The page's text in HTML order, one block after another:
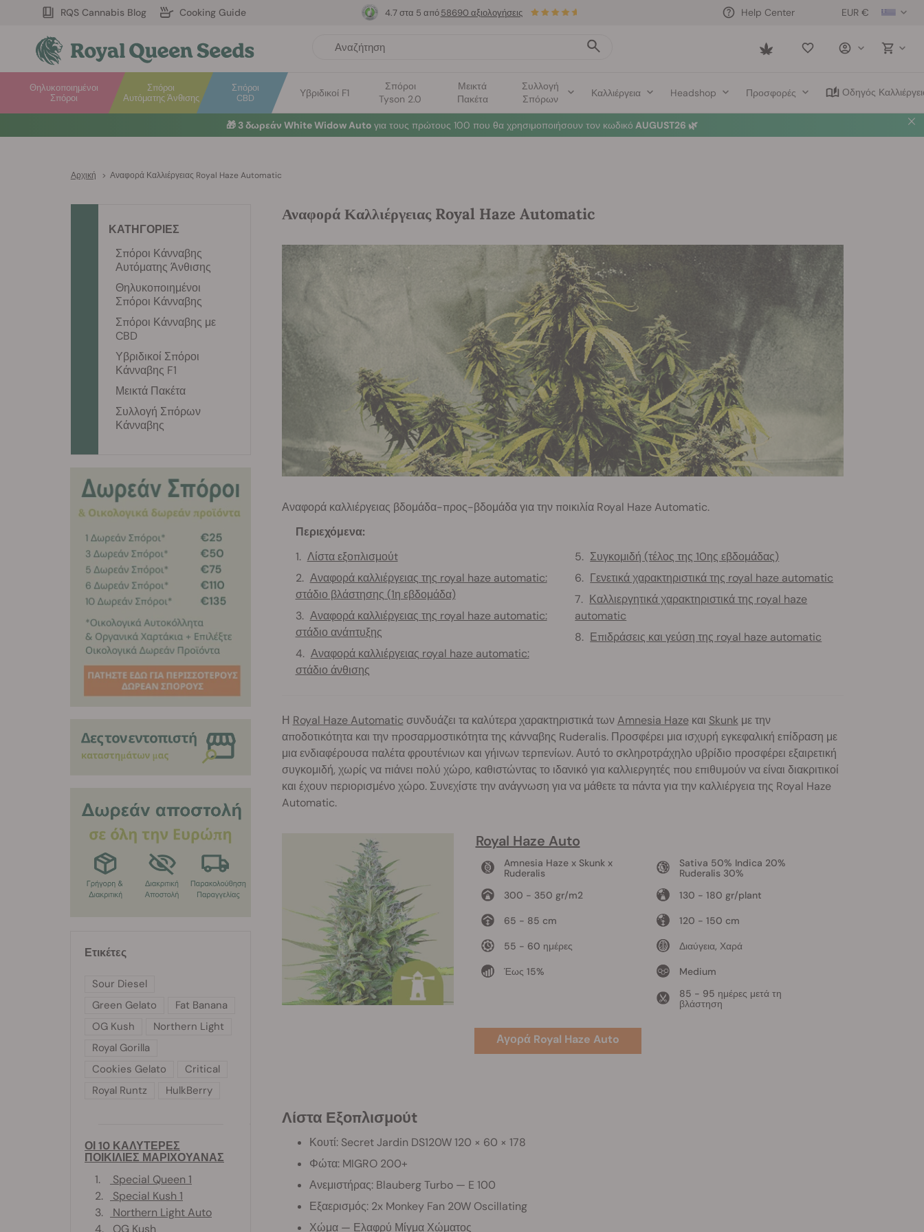
RQS Cannabis Blog Cooking Guide EUR €
Help Center
Saved
Σπόροι
Αυτόματης Άνθισης
Θηλυκοποιημένοι
Σπόροι
Σπόροι
CBD
Υβριδικοί F1
Σπόροι
Tyson 2.0
Μεικτά
Πακέτα
Συλλογή
Σπόρων
Καλλιέργεια Headshop Προσφορές Οδηγός
4.7 στα 5 από 58690 αξιολογήσεις
🎁 3 δωρεάν White Widow Auto για τους πρώτους 100 που θα χρησιμοποιήσουν τον κωδικό AUGUST26 🌿
Αρχική > Αναφορά Καλλιέργειας Royal Haze Automatic
Αναφορά Καλλιέργειας Royal Haze Automatic
Αναφορά καλλιέργειας βδομάδα-προς-βδομάδα για την ποικιλία Royal Haze Automatic.
Περιεχόμενα:
Λίστα εξοπλισμούt
Αναφορά καλλιέργειας της royal haze automatic:
στάδιο βλάστησης (1η εβδομάδα)
Αναφορά καλλιέργειας της royal haze automatic:
στάδιο ανάπτυξης
Αναφορά καλλιέργειας royal haze automatic:
στάδιο άνθισης
Συγκομιδή (τέλος της 10ης εβδομάδας)
Γενετικά χαρακτηριστικά της royal haze automatic
Καλλιεργητικά χαρακτηριστικά της royal haze
automatic
Επιδράσεις και γεύση της royal haze automatic
Η Royal Haze Automatic συνδυάζει τα καλύτερα χαρακτηριστικά τωνAmnesia Hazeκαι Skunkμε την
αποδοτικότητα και την προσαρμοστικότητα της κάνναβης Ruderalis. Προσφέρει μια ισχυρή εγκεφαλική επίδραση με
μια ενδιαφέρουσα παλέτα φρουτένιων και γήινων τερπενίων. Αυτό το σκληροτράχηλο υβρίδιο προσφέρει εξαιρετική
συγκομιδή, χωρίς να πιάνει πολύ χώρο, καθιστώντας το ιδανικό για καλλιεργητές που επιθυμούν να είναι διακριτικοί
και έχουν περιορισμένο χώρο. Συνεχίστε την ανάγνωση για να μάθετε τα πάντα για την καλλιέργεια της Royal Haze
Automatic.
Royal Haze Auto
Amnesia Haze x Skunk x
Ruderalis
300 - 350 gr/m2
65 - 85 cm
55 - 60 ημέρες
Έως 15%
Sativa 50% Indica 20%
Ruderalis 30%
130 - 180 gr/plant
120 - 150 cm
Διαύγεια, Χαρά
Medium
85 - 95 ημέρες μετά τη
βλάστηση
Αγορά Royal Haze Auto
Λίστα Εξοπλισμούt
Κουτί: Secret Jardin DS120W 120 × 60 × 178
Φώτα: MIGRO 200+
Ανεμιστήρας: Blauberg Turbo — E 100
Εξαερισμός: 2x Monkey Fan 20W Oscillating
Χώμα — Ελαφρύ Μίγμα Χώματος
ΚΑΤΗΓΟΡΙΕΣ
Σπόροι Κάνναβης
Αυτόματης Άνθισης
Θηλυκοποιημένοι
Σπόροι Κάνναβης
Σπόροι Κάνναβης με
CBD
Υβριδικοί Σπόροι
Κάνναβης F1
Μεικτά Πακέτα
Συλλογή Σπόρων
Κάνναβης
Ετικέτες
Sour Diesel
Green Gelato
Fat Banana
OG Kush
Northern Light
Royal Gorilla
Cookies Gelato
Critical
Royal Runtz
HulkBerry
ΟΙ 10 ΚΑΛΥΤΕΡΕΣ
ΠΟΙΚΙΛΙΕΣ ΜΑΡΙΧΟΥΑΝΑΣ
1.
Special Queen 1
2.
Special Kush 1
3.
Northern Light Auto
4.
OG Kush